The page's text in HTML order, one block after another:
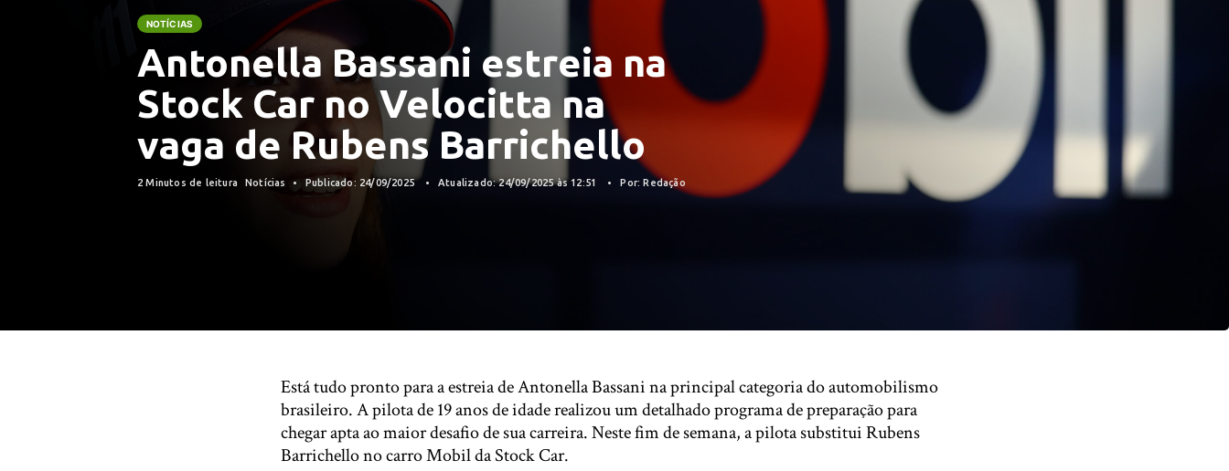
NOTÍCIAS
Antonella Bassani estreia na
Stock Car no Velocitta na
vaga de Rubens Barrichello
2 Minutos de leitura Notícias Publicado: 24/09/2025 Atualizado: 24/09/2025 às 12:51 Por: Redação
Está tudo pronto para a estreia de Antonella Bassani na principal categoria do automobilismo
brasileiro. A pilota de 19 anos de idade realizou um detalhado programa de preparação para
chegar apta ao maior desafio de sua carreira. Neste fim de semana, a pilota substitui Rubens
Barrichello no carro Mobil da Stock Car.